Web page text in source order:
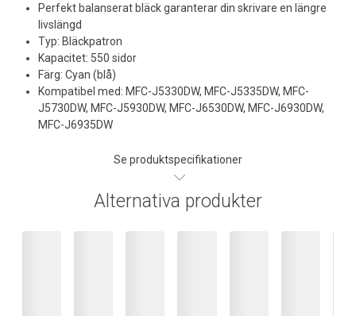
Perfekt balanserat bläck garanterar din skrivare en längre
livslängd
Typ: Bläckpatron
Kapacitet: 550 sidor
Färg: Cyan (blå)
Kompatibel med: MFC-J5330DW, MFC-J5335DW, MFC-
J5730DW, MFC-J5930DW, MFC-J6530DW, MFC-J6930DW,
MFC-J6935DW
Se produktspecifikationer
Alternativa produkter